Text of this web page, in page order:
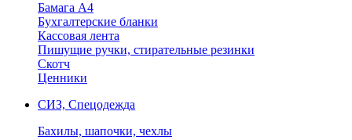
Бамага А4
Бухгалтерские бланки
Кассовая лента
Пишущие ручки, стирательные резинки
Скотч
Ценники
СИЗ, Спецодежда
Бахилы, шапочки, чехлы